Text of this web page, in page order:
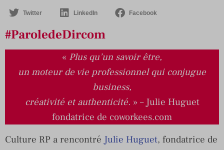
Twitter LinkedIn Facebook
#ParoledeDircom
« Plus qu’un savoir être,
un moteur de vie professionnel qui conjugue
business,
créativité et authenticité. » – Julie Huguet
fondatrice de coworkees.com
Culture RP a rencontré Julie Huguet, fondatrice de